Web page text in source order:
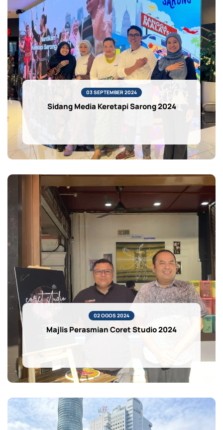
03 SEPTEMBER 2024
Sidang Media Keretapi Sarong 2024
02 OGOS 2024
Majlis Perasmian Coret Studio 2024